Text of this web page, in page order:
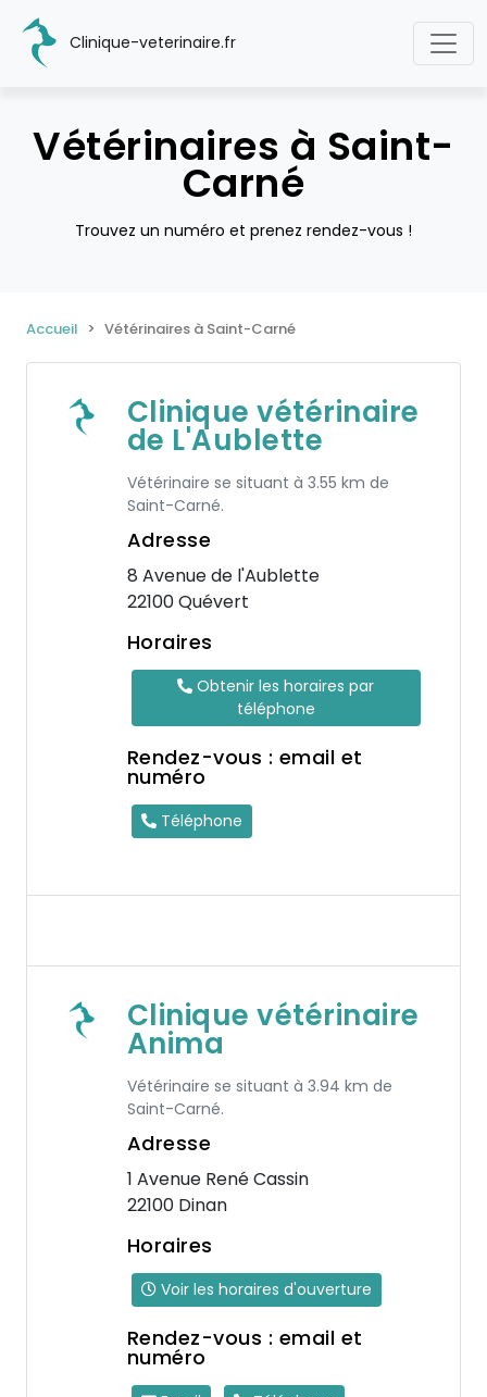
Clinique-veterinaire.fr
Vétérinaires à Saint-
Carné
Trouvez un numéro et prenez rendez-vous !
Accueil Vétérinaires à Saint-Carné
Clinique vétérinaire
de L'Aublette
Vétérinaire se situant à 3.55 km de
Saint-Carné.
Adresse
8 Avenue de l'Aublette
22100 Quévert
Horaires
Obtenir les horaires par
téléphone
Rendez-vous : email et
numéro
Téléphone
Clinique vétérinaire
Anima
Vétérinaire se situant à 3.94 km de
Saint-Carné.
Adresse
1 Avenue René Cassin
22100 Dinan
Horaires
Voir les horaires d'ouverture
Rendez-vous : email et
numéro